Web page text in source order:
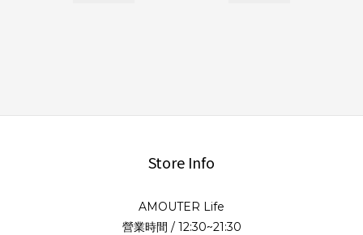
Store Info
AMOUTER Life
營業時間 / 12:30~21:30